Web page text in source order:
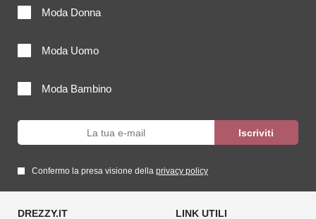
Moda Donna
Moda Uomo
Moda Bambino
Confermo la presa visione della privacy policy